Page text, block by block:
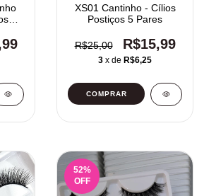
XS01 Cantinho - Cílios
Postiços 5 Pares
R$25,00 R$15,99
3 x de R$6,25
52%
OFF